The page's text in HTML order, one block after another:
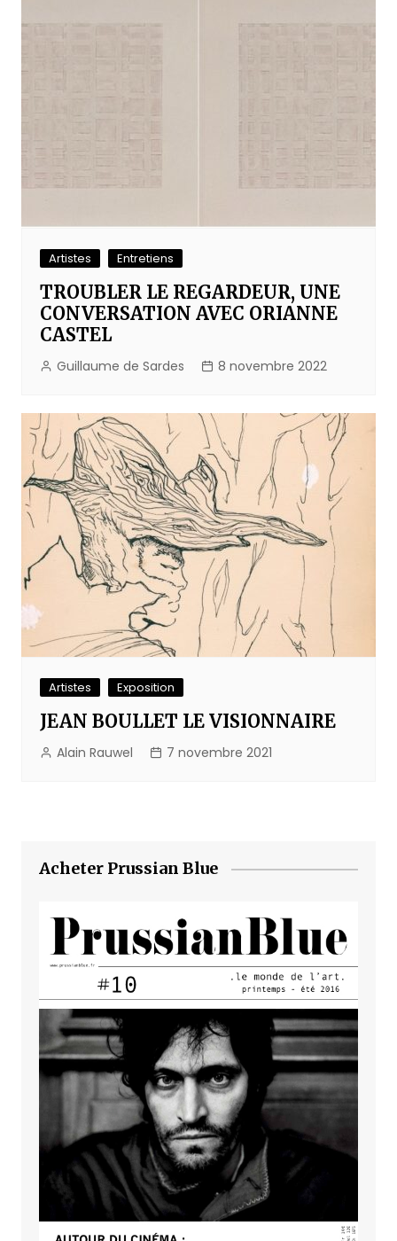
Artistes Entretiens
TROUBLER LE REGARDEUR, UNE
CONVERSATION AVEC ORIANNE
CASTEL
Guillaume de Sardes 8 novembre 2022
Artistes Exposition
JEAN BOULLET LE VISIONNAIRE
Alain Rauwel 7 novembre 2021
Acheter Prussian Blue